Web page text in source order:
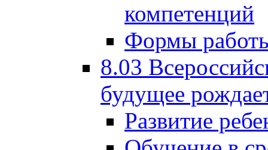
компетенций
Формы
8.03
будущее
Развитие